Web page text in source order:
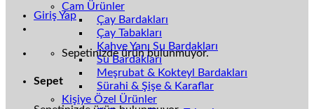
Giriş Yap
Sepetinizde ürün bulunmuyor.
Sepet
Cam Ürünler
Çay Bardakları
Çay Tabakları
Kahve Yanı Su Bardakları
Su Bardakları
Meşrubat & Kokteyl Bardakları
Sürahi & Şişe & Karaflar
Kişiye Özel Ürünler